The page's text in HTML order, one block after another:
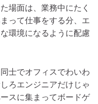
場面は、業務中にたく
って仕事をする分、エ
環境になるように配慮
士でオフィスでわいわ
ろエンジニアだけじゃ
スに集まってボードゲ